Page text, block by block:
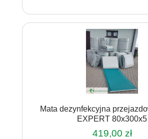
Mata dezynfekcyjna
EXPERT 80x300x5
419,00 zł